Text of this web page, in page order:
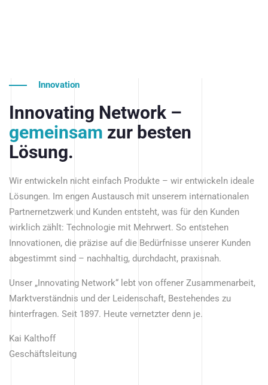
Innovation
Innovating Network –
gemeinsam zur besten
Lösung.
Wir entwickeln nicht einfach Produkte – wir entwickeln ideale
Lösungen. Im engen Austausch mit unserem internationalen
Partnernetzwerk und Kunden entsteht, was für den Kunden
wirklich zählt: Technologie mit Mehrwert. So entstehen
Innovationen, die präzise auf die Bedürfnisse unserer Kunden
abgestimmt sind – nachhaltig, durchdacht, praxisnah.
Unser „Innovating Network“ lebt von offener Zusammenarbeit,
Marktverständnis und der Leidenschaft, Bestehendes zu
hinterfragen. Seit 1897. Heute vernetzter denn je.
Kai Kalthoff
Geschäftsleitung